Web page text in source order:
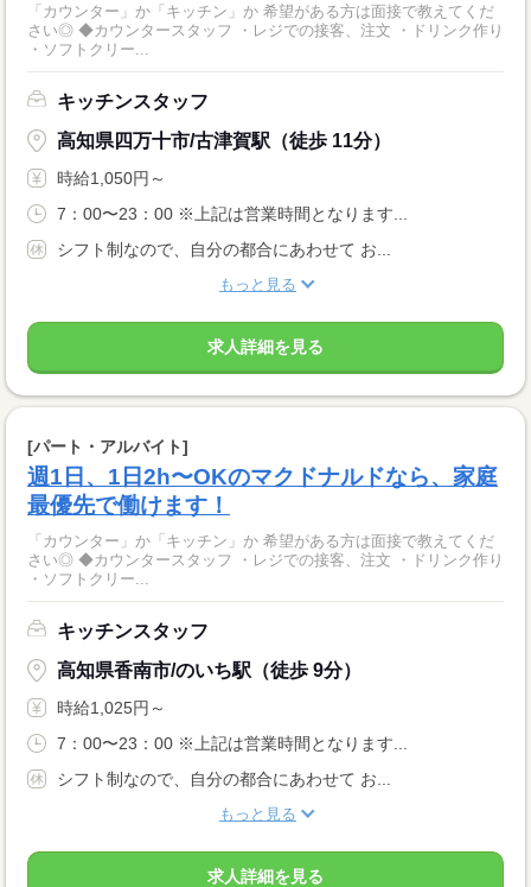
「カウンター」か「キッチン」か 希望がある方は面接で教えてくだ
さい◎ ◆カウンタースタッフ ・レジでの接客、注文 ・ドリンク作り
・ソフトクリー...
キッチンスタッフ
高知県四万十市/古津賀駅（徒歩 11分）
時給1,050円～
7：00〜23：00 ※上記は営業時間となります...
シフト制なので、自分の都合にあわせて お...
もっと見る
求人詳細を見る
[パート・アルバイト]
週1日、1日2h〜OKのマクドナルドなら、家庭
最優先で働けます！
「カウンター」か「キッチン」か 希望がある方は面接で教えてくだ
さい◎ ◆カウンタースタッフ ・レジでの接客、注文 ・ドリンク作り
・ソフトクリー...
キッチンスタッフ
高知県香南市/のいち駅（徒歩 9分）
時給1,025円～
7：00〜23：00 ※上記は営業時間となります...
シフト制なので、自分の都合にあわせて お...
もっと見る
求人詳細を見る